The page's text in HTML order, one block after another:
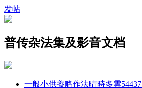
发帖
普传杂法集及影音文档
一般小供養略作法晴時多雲54437